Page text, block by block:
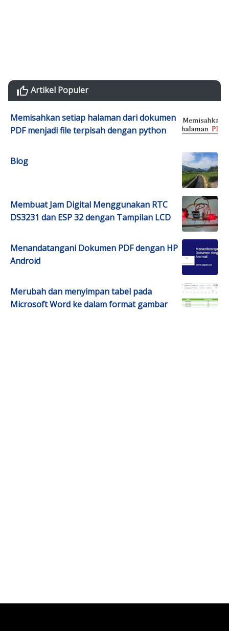
Artikel Populer
Memisahkan setiap halaman dari dokumen
PDF menjadi file terpisah dengan python
Blog
Membuat Jam Digital Menggunakan RTC
DS3231 dan ESP 32 dengan Tampilan LCD
Menandatangani Dokumen PDF dengan HP
Android
Merubah dan menyimpan tabel pada
Microsoft Word ke dalam format gambar